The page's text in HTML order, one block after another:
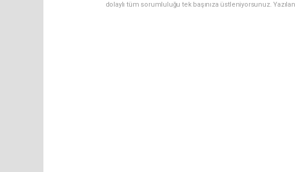
dolaylı tüm sorumluluğu tek başınıza üstleniyorsunuz.